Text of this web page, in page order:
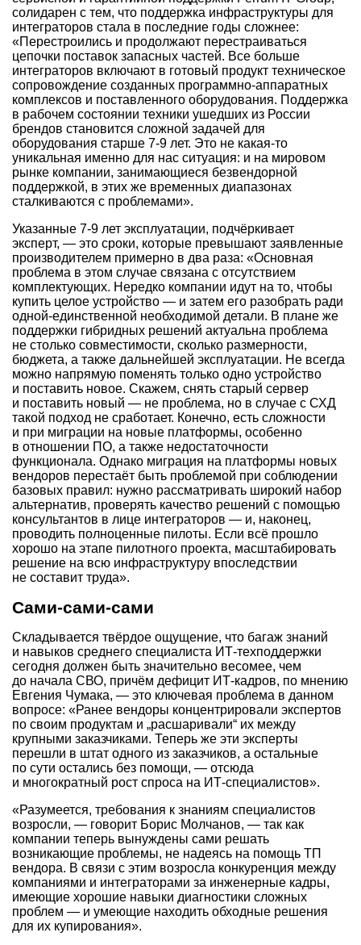
солидарен с тем, что поддержка инфраструктуры для
интеграторов стала в последние годы сложнее:
«Перестроились и продолжают перестраиваться
цепочки поставок запасных частей. Все больше
интеграторов включают в готовый продукт техническое
сопровождение созданных программно-аппаратных
комплексов и поставленного оборудования. Поддержка
в рабочем состоянии техники ушедших из России
брендов становится сложной задачей для
оборудования старше 7-9 лет. Это не какая-то
уникальная именно для нас ситуация: и на мировом
рынке компании, занимающиеся безвендорной
поддержкой, в этих же временных диапазонах
сталкиваются с проблемами».
Указанные 7-9 лет эксплуатации, подчёркивает
эксперт, — это сроки, которые превышают заявленные
производителем примерно в два раза: «Основная
проблема в этом случае связана с отсутствием
комплектующих. Нередко компании идут на то, чтобы
купить целое устройство — и затем его разобрать ради
одной-единственной необходимой детали. В плане же
поддержки гибридных решений актуальна проблема
не столько совместимости, сколько размерности,
бюджета, а также дальнейшей эксплуатации. Не всегда
можно напрямую поменять только одно устройство
и поставить новое. Скажем, снять старый сервер
и поставить новый — не проблема, но в случае с СХД
такой подход не сработает. Конечно, есть сложности
и при миграции на новые платформы, особенно
в отношении ПО, а также недостаточности
функционала. Однако миграция на платформы новых
вендоров перестаёт быть проблемой при соблюдении
базовых правил: нужно рассматривать широкий набор
альтернатив, проверять качество решений с помощью
консультантов в лице интеграторов — и, наконец,
проводить полноценные пилоты. Если всё прошло
хорошо на этапе пилотного проекта, масштабировать
решение на всю инфраструктуру впоследствии
не составит труда».
Сами-сами-сами
Складывается твёрдое ощущение, что багаж знаний
и навыков среднего специалиста ИТ-техподдержки
сегодня должен быть значительно весомее, чем
до начала СВО, причём дефицит ИТ-кадров, по мнению
Евгения Чумака, — это ключевая проблема в данном
вопросе: «Ранее вендоры концентрировали экспертов
по своим продуктам и „расшаривали“ их между
крупными заказчиками. Теперь же эти эксперты
перешли в штат одного из заказчиков, а остальные
по сути остались без помощи, — отсюда
и многократный рост спроса на ИТ-специалистов».
«Разумеется, требования к знаниям специалистов
возросли, — говорит Борис Молчанов, — так как
компании теперь вынуждены сами решать
возникающие проблемы, не надеясь на помощь ТП
вендора. В связи с этим возросла конкуренция между
компаниями и интеграторами за инженерные кадры,
имеющие хорошие навыки диагностики сложных
проблем — и умеющие находить обходные решения
для их купирования».